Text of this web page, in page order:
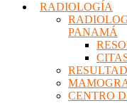
RADIOLOGÍA
PANAMÁ
CENTRO